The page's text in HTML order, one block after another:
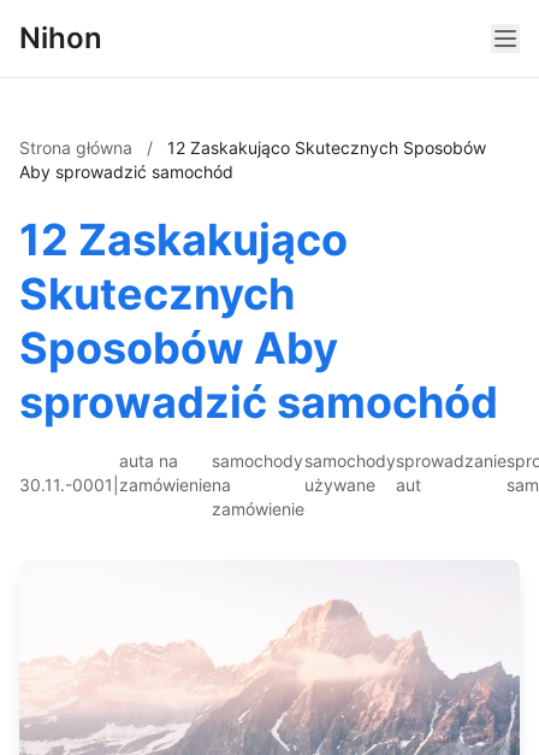
Nihon
Strona główna /
12 Zaskakująco Skutecznych Sposobów
Aby sprowadzić samochód
12 Zaskakująco
Skutecznych
Sposobów Aby
sprowadzić samochód
30.11.-0001
auta na
zamówienie
samochody
na
zamówienie
samochody
używane
sprowadzanie
aut